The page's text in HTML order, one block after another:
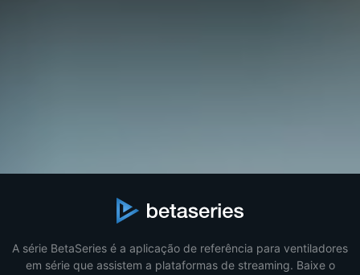
A série BetaSeries é a aplicação de referência para ventiladores
em série que assistem a plataformas de streaming. Baixe o